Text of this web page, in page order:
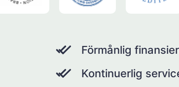
Förmånlig
Kontinuerlig